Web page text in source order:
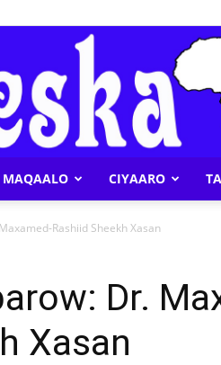
MAQAALO CIYAARO
Rashiid Sheekh Xasan
Dr.
Xasan